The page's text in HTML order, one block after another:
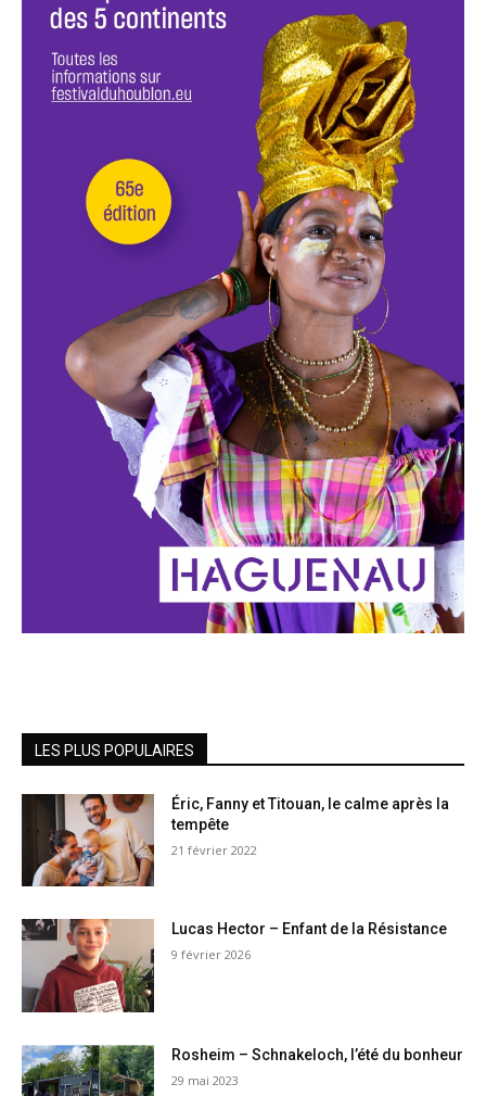
LES PLUS POPULAIRES
Éric, Fanny et Titouan, le calme après la
tempête
21 février 2022
Lucas Hector – Enfant de la Résistance
9 février 2026
Rosheim – Schnakeloch, l’été du bonheur
29 mai 2023